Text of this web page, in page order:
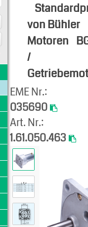
von Bühler
Motoren
/
Produkt-
EME Nr.:
035690
Art. Nr.:
1.61.050.463